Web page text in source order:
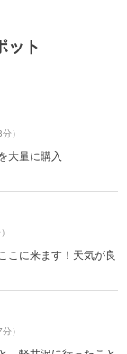
ット
）
大量に購入
こに来ます！天気が良
）